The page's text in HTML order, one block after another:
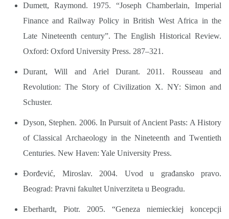
Dumett, Raymond. 1975. “Joseph Chamberlain, Imperial
Finance and Railway Policy in British West Africa in the
Late Nineteenth century”. The English Historical Review.
Oxford: Oxford University Press. 287–321.
Durant, Will and Ariel Durant. 2011. Rousseau and
Revolution: The Story of Civilization X. NY: Simon and
Schuster.
Dyson, Stephen. 2006. In Pursuit of Ancient Pasts: A History
of Classical Archaeology in the Nineteenth and Twentieth
Centuries. New Haven: Yale University Press.
Đorđević, Miroslav. 2004. Uvod u građansko pravo.
Beograd: Pravni fakultet Univerziteta u Beogradu.
Eberhardt, Piotr. 2005. “Geneza niemieckiej koncepcji